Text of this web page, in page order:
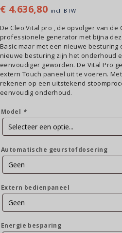
€ 4.636,80 incl. BTW
De Cleo Vital pro , de opvolger van de
professionele generator met bijna
Basic maar met een nieuwe besturing
nieuwe besturing zijn het onderhoud
eenvoudiger geworden. De Vital Pro
extern Touch paneel uit te voeren.
rekenen op een uitstekend
eenvoudig onderhoud.
Model *
Automatische geurstofdosering
Extern bedienpaneel
Energie besparing